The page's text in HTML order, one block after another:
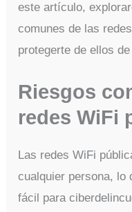
este artículo,
comunes de las
protegerte de ellos
Riesgos
redes WiFi
Las redes WiFi
cualquier persona, lo
fácil para